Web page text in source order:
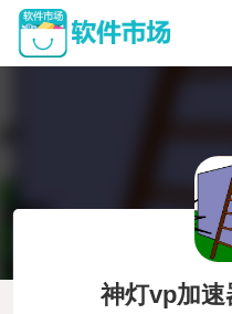
神灯vp加速